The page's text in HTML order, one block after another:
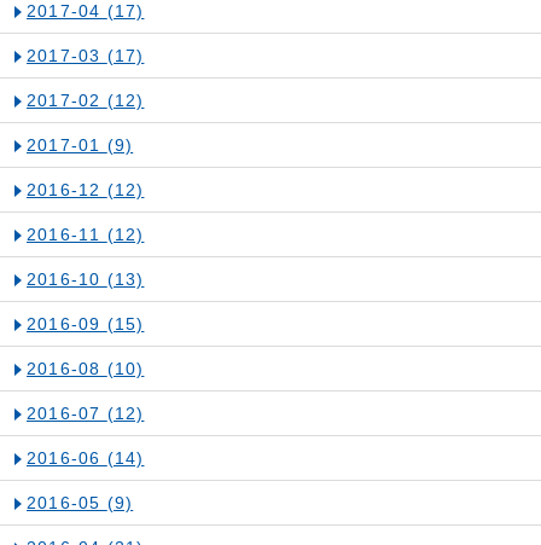
2017-04 (17)
2017-03 (17)
2017-02 (12)
2017-01 (9)
2016-12 (12)
2016-11 (12)
2016-10 (13)
2016-09 (15)
2016-08 (10)
2016-07 (12)
2016-06 (14)
2016-05 (9)